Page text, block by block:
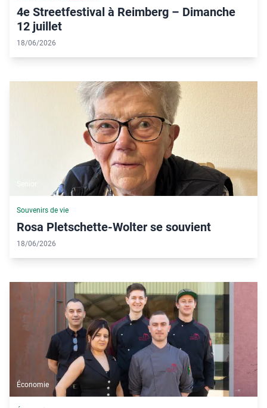
4e Streetfestival à Reimberg – Dimanche
12 juillet
18/06/2026
Souvenirs de vie
Rosa Pletschette-Wolter se souvient
18/06/2026
Économie